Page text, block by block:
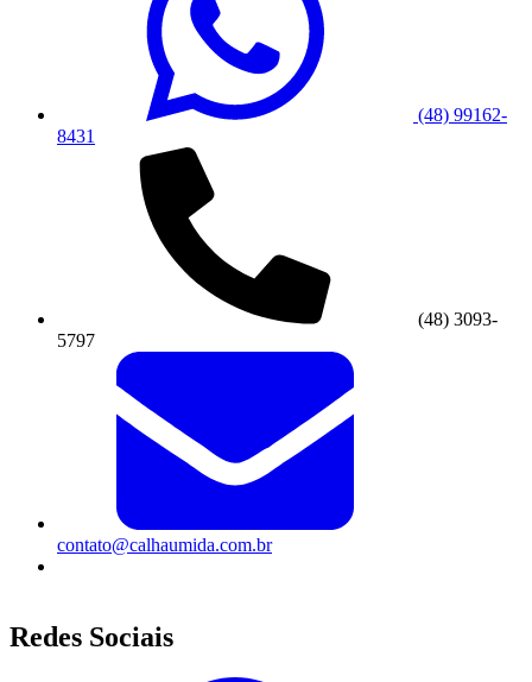
(48) 99162-
8431
(48) 3093-
5797
contato@calhaumida.com.br
Redes Sociais